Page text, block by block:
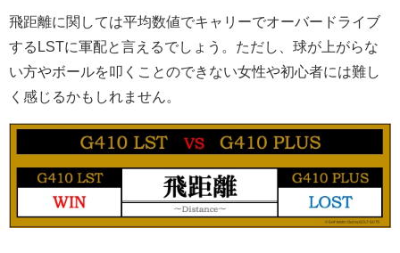
飛距離に関しては平均数値でキャリーでオーバードライブ
するLSTに軍配と言えるでしょう。ただし、球が上がらな
い方やボールを叩くことのできない女性や初心者には難し
く感じるかもしれません。